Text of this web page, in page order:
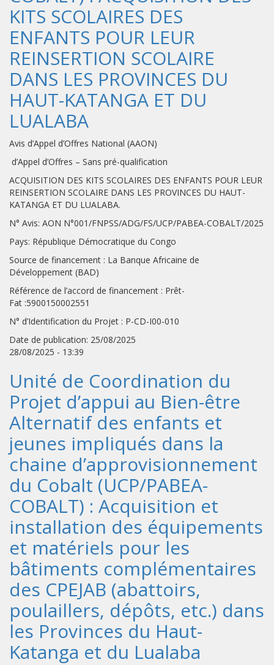
KITS SCOLAIRES DES
ENFANTS POUR LEUR
REINSERTION SCOLAIRE
DANS LES PROVINCES DU
HAUT-KATANGA ET DU
LUALABA
Avis d’Appel d’Offres National (AAON)
d’Appel d’Offres – Sans pré-qualification
ACQUISITION DES KITS SCOLAIRES DES ENFANTS POUR LEUR
REINSERTION SCOLAIRE DANS LES PROVINCES DU HAUT-
KATANGA ET DU LUALABA.
N° Avis: AON N°001/FNPSS/ADG/FS/UCP/PABEA-COBALT/2025
Pays: République Démocratique du Congo
Source de financement : La Banque Africaine de
Développement (BAD)
Référence de l’accord de financement : Prêt-
Fat :5900150002551
N° d’Identification du Projet : P-CD-I00-010
Date de publication: 25/08/2025
28/08/2025 - 13:39
Unité de Coordination du
Projet d’appui au Bien-être
Alternatif des enfants et
jeunes impliqués dans la
chaine d’approvisionnement
du Cobalt (UCP/PABEA-
COBALT) : Acquisition et
installation des équipements
et matériels pour les
bâtiments complémentaires
des CPEJAB (abattoirs,
poulaillers, dépôts, etc.) dans
les Provinces du Haut-
Katanga et du Lualaba